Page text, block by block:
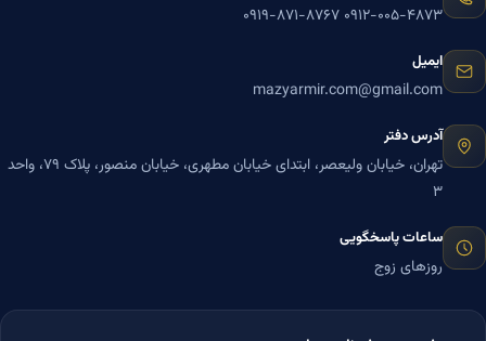
۰۹۱۲-۰۰۵-۴۸۷۳ ۰۹۱۹-۸۷۱-۸۷۶۷
ایمیل
mazyarmir.com@gmail.com
آدرس دفتر
تهران، خیابان ولیعصر، ابتدای خیابان مطهری، خیابان منصور، پلاک ۷۹، واحد
۳
ساعات پاسخگویی
روزهای زوج